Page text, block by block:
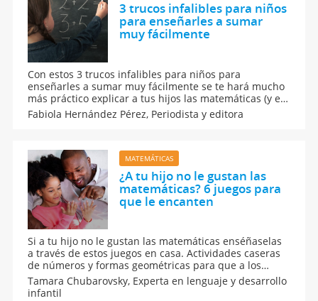
3 trucos infalibles para niños
para enseñarles a sumar
muy fácilmente
Con estos 3 trucos infalibles para niños para
enseñarles a sumar muy fácilmente se te hará mucho
más práctico explicar a tus hijos las matemáticas (y en
especial las sumas), que son el dolor de cabeza de
muchos y para los peques de la casa tampoco es
Fabiola Hernández Pérez, Periodista y editora
MATEMÁTICAS
¿A tu hijo no le gustan las
matemáticas? 6 juegos para
que le encanten
Si a tu hijo no le gustan las matemáticas enséñaselas
a través de estos juegos en casa. Actividades caseras
de números y formas geométricas para que a los
niños les encanten las matemáticas desde que son
pequeños. Juegos caseros de matemáticas para niños
Tamara Chubarovsky, Experta en lenguaje y desarrollo
infantil